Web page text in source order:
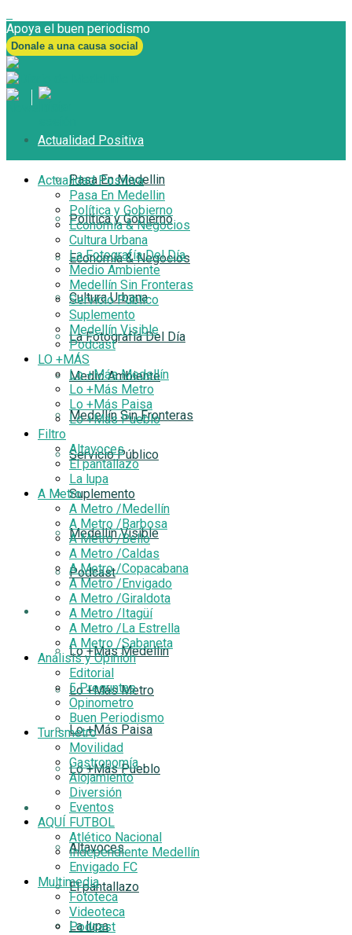
Apoya el buen periodismo
Donale a una causa social
Actualidad Positiva
Pasa En Medellin
Política y Gobierno
Economía & Negocios
Cultura Urbana
La Fotografía Del Día
Medio Ambiente
Medellín Sin Fronteras
Servicio Público
Suplemento
Medellín Visible
Podcast
LO +MÁS
Lo +Más Medellín
Lo +Más Metro
Lo +Más Paisa
Lo +Más Pueblo
Filtro
Altavoces
El pantallazo
La lupa
Actualidad Positiva
Pasa En Medellin
Política y Gobierno
Economía & Negocios
Cultura Urbana
La Fotografía Del Día
Medio Ambiente
Medellín Sin Fronteras
Servicio Público
Suplemento
Medellín Visible
Podcast
LO +MÁS
Lo +Más Medellín
Lo +Más Metro
Lo +Más Paisa
Lo +Más Pueblo
Filtro
Altavoces
El pantallazo
La lupa
A Metro
A Metro /Medellín
A Metro /Barbosa
A Metro /Bello
A Metro /Caldas
A Metro /Copacabana
A Metro /Envigado
A Metro /Giraldota
A Metro /Itagüí
A Metro /La Estrella
A Metro /Sabaneta
Análisis y Opinión
Editorial
5 Preguntas
Opinometro
Buen Periodismo
Turismetro
Movilidad
Gastronomía
Alojamiento
Diversión
Eventos
AQUÍ FUTBOL
Atlético Nacional
Independiente Medellín
Envigado FC
Multimedia
Fototeca
Videoteca
Podcast